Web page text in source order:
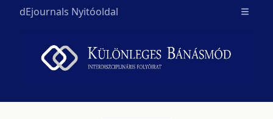
dEjournals Nyitóoldal Open